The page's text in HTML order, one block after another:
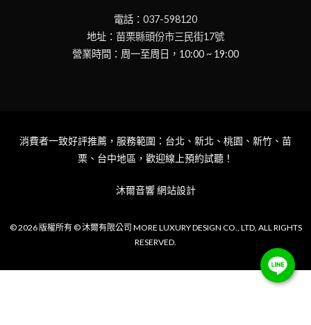
電話： 037-598120
地址： 苗栗縣頭份市三民街17號
營業時間：周一至周日，10:00 ~ 19:00
消費者一致好評推薦，服務範圍：台北、新北、桃園、新竹、苗
栗、台中地區，歡迎線上預約試聽！
沐爾音響 網站設計
© 2026 版權所有 © 沐爾有限公司 MORE LUXURY DESIGN CO., LTD, ALL RIGHTS
RESERVED.